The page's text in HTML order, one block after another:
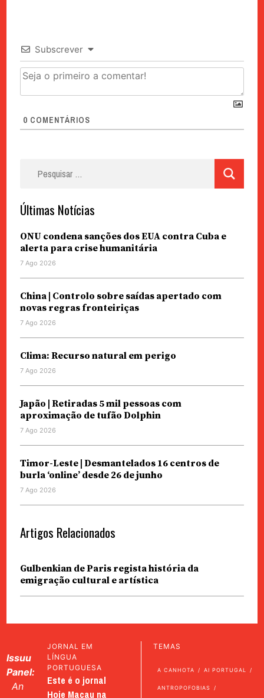
Subscrever
0 COMENTÁRIOS
Últimas Notícias
ONU condena sanções dos EUA contra Cuba e
alerta para crise humanitária
7 Ago 2026
China | Controlo sobre saídas apertado com
novas regras fronteiriças
7 Ago 2026
Clima: Recurso natural em perigo
7 Ago 2026
Japão | Retiradas 5 mil pessoas com
aproximação de tufão Dolphin
7 Ago 2026
Timor-Leste | Desmantelados 16 centros de
burla ‘online’ desde 26 de junho
7 Ago 2026
Artigos Relacionados
Gulbenkian de Paris regista história da
emigração cultural e artística
Issuu
Panel:
An
JORNAL EM
LÍNGUA
PORTUGUESA
Este é o jornal
Hoje Macau na
TEMAS
A CANHOTA AI PORTUGAL
ANTROPOFOBIAS